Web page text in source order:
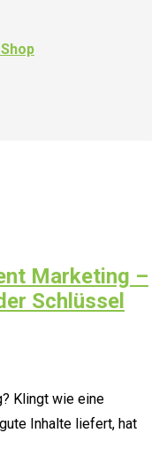
Marketing –
Schlüssel
Klingt wie eine
Inhalte liefert, hat